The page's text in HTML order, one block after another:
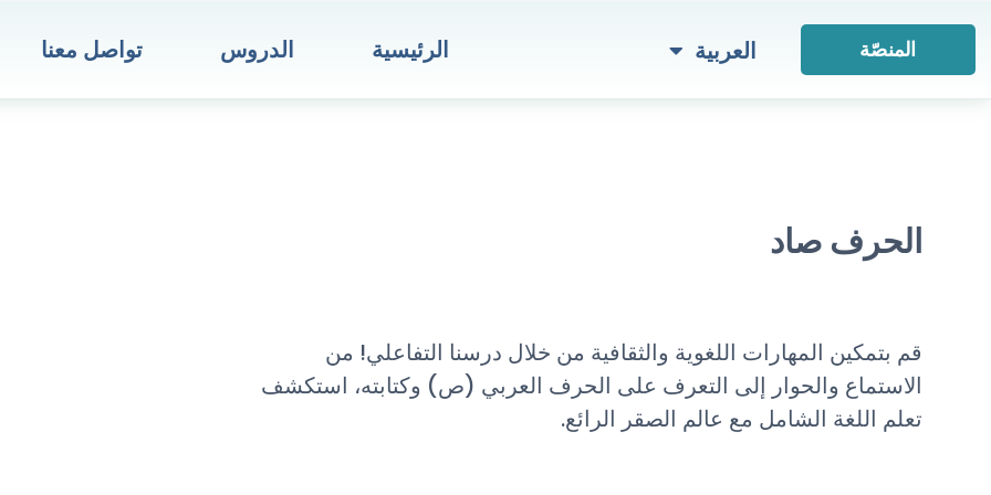
الرئيسية الدروس تواصل معنا العربية
Türkçe
المنصّة
الحرف صاد
قم بتمكين المهارات اللغوية والثقافية من خلال درسنا التفاعلي! من
الاستماع والحوار إلى التعرف على الحرف العربي (ص) وكتابته، استكشف
تعلم اللغة الشامل مع عالم الصقر الرائع.